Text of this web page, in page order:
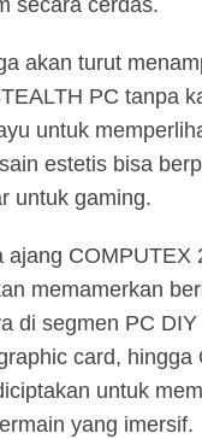
secara cerdas.
akan turut
PC tanpa
untuk
estetis bisa
untuk gaming.
ajang COMPUTEX
memamerkan
di segmen PC DIY
card, hingga
untuk
yang imersif.